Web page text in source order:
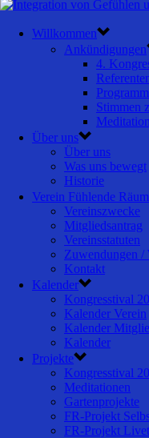
Willkommen
Ankündigungen
4.
Stimmen
Über uns
Über uns
Was uns bewegt
Historie
Verein Fühlende
Vereinszwecke
Mitgliedsantrag
Vereinsstatuten
Zuwendungen /
Kontakt
Kalender
Kongresstival
Kalender Verein
Kalender
Kalender
Projekte
Kongresstival
Meditationen
Gartenprojekte
FR-Projekt
FR-Projekt